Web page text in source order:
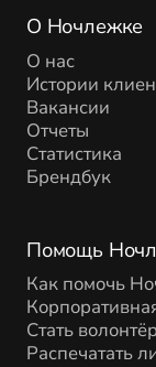
О Ночлежке
О нас
Истории
Вакансии
Отчеты
Статистика
Брендбук
Помощь
Как помочь
Стать
Распечатать